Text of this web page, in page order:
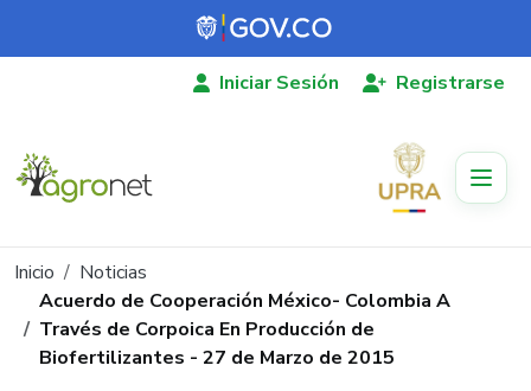
Pasar al contenido principal
Iniciar Sesión Registrarse
Ruta de navegación
Inicio
Noticias
Acuerdo de Cooperación México- Colombia A
Través de Corpoica En Producción de
Biofertilizantes - 27 de Marzo de 2015